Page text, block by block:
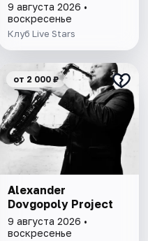
9 августа 2026 •
воскресенье
Клуб Live Stars
от 2 000 ₽
Alexander
Dovgopoly Project
9 августа 2026 •
воскресенье